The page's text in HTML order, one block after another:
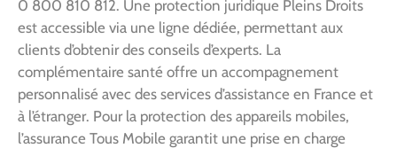
0 800 810 812. Une protection juridique Pleins Droits
est accessible via une ligne dédiée, permettant aux
clients d’obtenir des conseils d’experts. La
complémentaire santé offre un accompagnement
personnalisé avec des services d’assistance en France et
à l’étranger. Pour la protection des appareils mobiles,
l’assurance Tous Mobile garantit une prise en charge